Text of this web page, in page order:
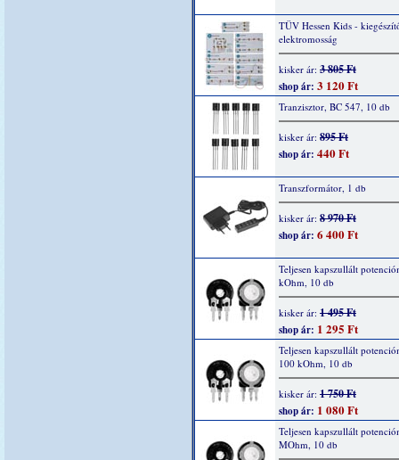
TÜV Hessen Kids -
elektromosság
kisker ár: 3 805 Ft
shop ár: 3 120 Ft
Tranzisztor, BC 547, 10 db
kisker ár: 895 Ft
shop ár: 440 Ft
Transzformátor, 1 db
kisker ár: 8 970 Ft
shop ár: 6 400 Ft
Teljesen kapszullált
kOhm, 10 db
kisker ár: 1 495 Ft
shop ár: 1 295 Ft
Teljesen kapszullált
100 kOhm, 10 db
kisker ár: 1 750 Ft
shop ár: 1 080 Ft
Teljesen kapszullált
MOhm, 10 db